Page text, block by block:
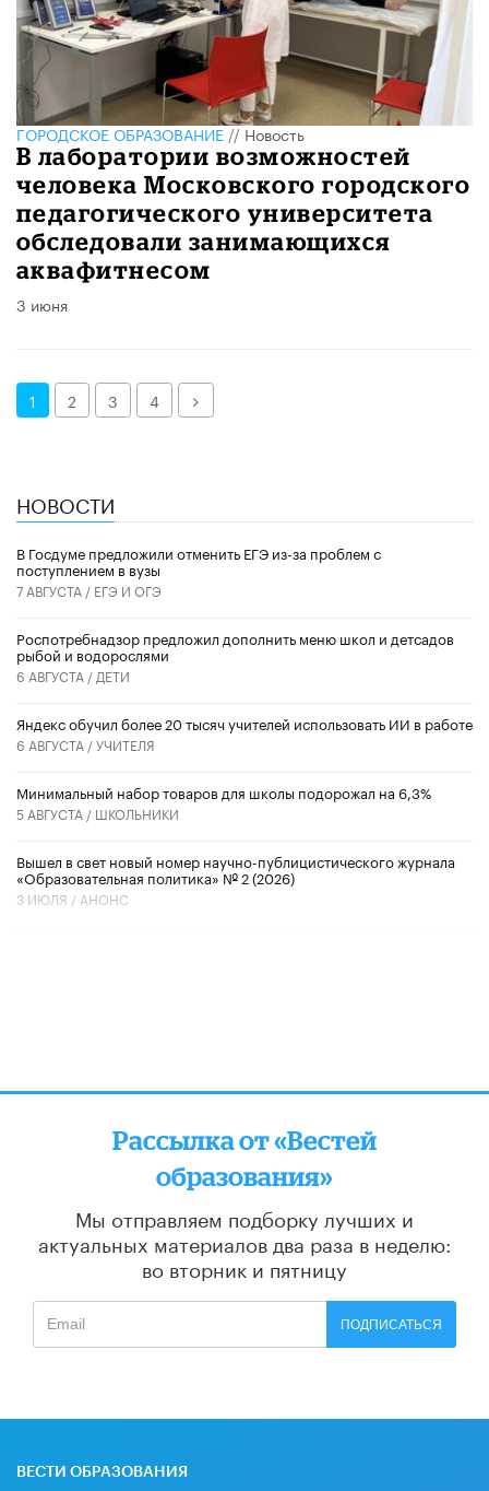
ГОРОДСКОЕ ОБРАЗОВАНИЕ//Новость
​В лаборатории возможностей
человека Московского городского
педагогического университета
обследовали занимающихся
аквафитнесом
3 июня
1 2 3 4 Далее
НОВОСТИ
В Госдуме предложили отменить ЕГЭ из-за проблем с
поступлением в вузы
7 АВГУСТА / ЕГЭ И ОГЭ
Роспотребнадзор предложил дополнить меню школ и детсадов
рыбой и водорослями
6 АВГУСТА / ДЕТИ
​Яндекс обучил более 20 тысяч учителей использовать ИИ в работе
6 АВГУСТА /УЧИТЕЛЯ
Минимальный набор товаров для школы подорожал на 6,3%
5 АВГУСТА / ШКОЛЬНИКИ
Вышел в свет новый номер научно-публицистического журнала
«Образовательная политика» № 2 (2026)
3 ИЮЛЯ / АНОНС
Рассылка от «Вестей
образования»
Мы отправляем подборку лучших и
актуальных материалов два раза в неделю:
во вторник и пятницу
ПОДПИСАТЬСЯ
ВЕСТИ ОБРАЗОВАНИЯ